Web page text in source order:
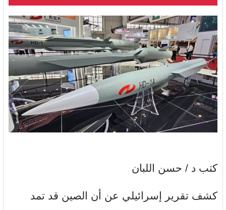
كتب د / حسن اللبان
كشف تقرير إسرائيلي عن أن الصين قد تمد